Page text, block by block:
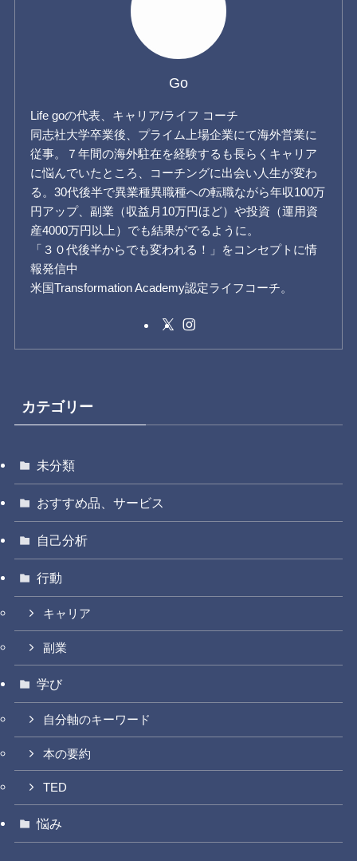
Go
Life goの代表、キャリア/ライフ コーチ
同志社大学卒業後、プライム上場企業にて海外営業に
従事。７年間の海外駐在を経験するも長らくキャリア
に悩んでいたところ、コーチングに出会い人生が変わ
る。30代後半で異業種異職種への転職ながら年収100万
円アップ、副業（収益月10万円ほど）や投資（運用資
産4000万円以上）でも結果がでるように。
「３０代後半からでも変われる！」をコンセプトに情
報発信中
米国Transformation Academy認定ライフコーチ。
カテゴリー
未分類
おすすめ品、サービス
自己分析
行動
キャリア
副業
学び
自分軸のキーワード
本の要約
TED
悩み